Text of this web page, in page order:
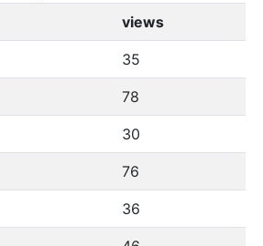
views
35
78
30
76
36